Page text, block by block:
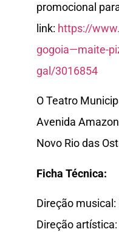
promocional
link: https://
gogoia—maite-
gal/3016854
O Teatro
Avenida
Novo Rio das
Ficha Técnica:
Direção
Direção